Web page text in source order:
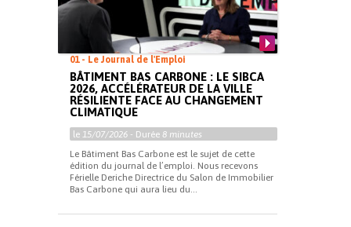
01 - Le Journal de l'Emploi
BÂTIMENT BAS CARBONE : LE SIBCA
2026, ACCÉLÉRATEUR DE LA VILLE
RÉSILIENTE FACE AU CHANGEMENT
CLIMATIQUE
le 15/07/2026 - Durée 8 minutes
Le Bâtiment Bas Carbone est le sujet de cette
édition du journal de l’emploi. Nous recevons
Férielle Deriche Directrice du Salon de Immobilier
Bas Carbone qui aura lieu du...